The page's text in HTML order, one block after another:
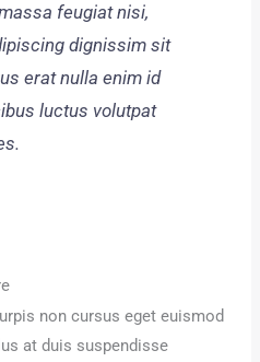
feugiat nisi,
dignissim sit
erat nulla enim id
luctus volutpat
non cursus eget euismod
at duis suspendisse